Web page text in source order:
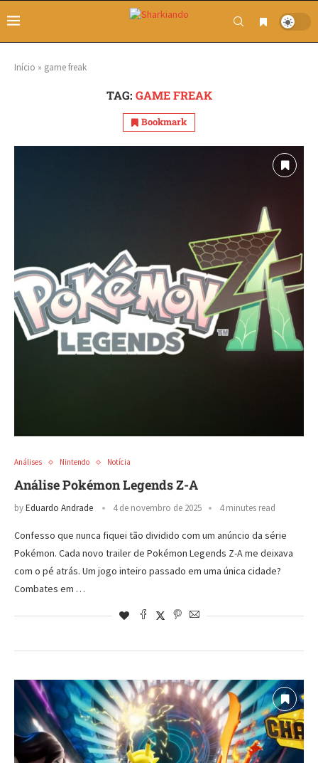
Início » game freak
TAG: GAME FREAK
Bookmark
Análises Nintendo Notícia
Análise Pokémon Legends Z-A
byEduardo Andrade 4 de novembro de 2025 4 minutes read
Confesso que nunca fiquei tão dividido com um anúncio da série
Pokémon. Cada novo trailer de Pokémon Legends Z-A me deixava
com o pé atrás. Um jogo inteiro passado em uma única cidade?
Combates em …